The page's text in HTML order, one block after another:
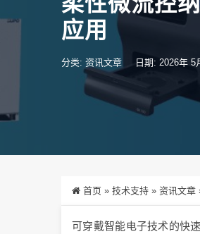
应用
分类: 资讯文章 日期: 2026年 5
首页 » 技术支持 » 资讯文章
可穿戴智能电子技术的快